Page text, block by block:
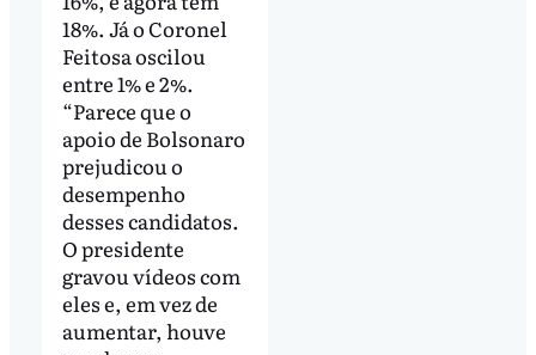
18%. Já o Coronel
Feitosa oscilou
entre 1% e 2%.
“Parece que o
apoio de Bolsonaro
prejudicou o
desempenho
desses candidatos.
O presidente
gravou vídeos com
eles e, em vez de
aumentar, houve